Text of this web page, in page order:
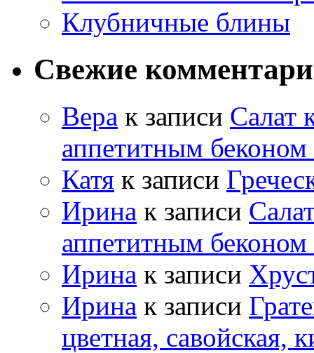
Клубничные блины
Свежие
Вера к записи Салат
аппетитным
Катя к записи
Ирина к записи
аппетитным
Ирина к записи
Ирина к записи
цветная, савойская,